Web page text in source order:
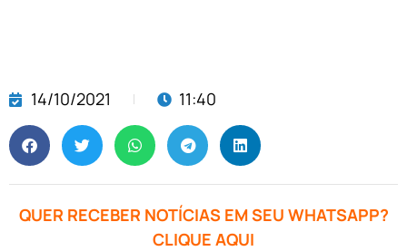
14/10/2021 11:40
QUER RECEBER NOTÍCIAS EM SEU WHATSAPP?
CLIQUE AQUI